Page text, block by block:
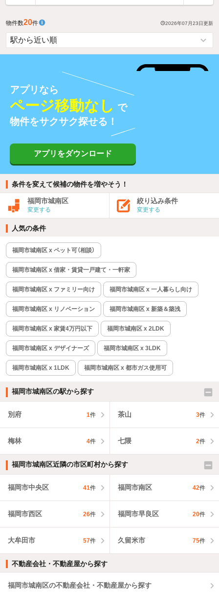
物件数20件 2026年07月23日更新
アプリなら
ページ移動なし で
物件をサクサク探せる！
アプリをダウンロード
条件を変えて候補の物件を増やそう！
福岡市城南区
変更する
絞り込み条件
変更する
人気の条件
福岡市城南区 x ペット可（相談）
福岡市城南区 x 借家・賃貸一戸建て・一軒家
福岡市城南区 x ファミリー向け 福岡市城南区 x 一人暮らし向け
福岡市城南区 x リノベーション 福岡市城南区 x 新築＆築浅
福岡市城南区 x 家賃4万円以下 福岡市城南区 x 2LDK
福岡市城南区 x デザイナーズ 福岡市城南区 x 3LDK
福岡市城南区 x 1LDK 福岡市城南区 x 都市ガス使用可
福岡市城南区の駅から探す
別府 1件 茶山 3件
梅林 4件 七隈 2件
福岡市城南区近隣の市区町村から探す
福岡市中央区 41件 福岡市南区 42件
福岡市西区 26件 福岡市早良区 20件
大牟田市 57件 久留米市 75件
不動産会社・不動産屋から探す
福岡市城南区の不動産会社・不動産屋から探す